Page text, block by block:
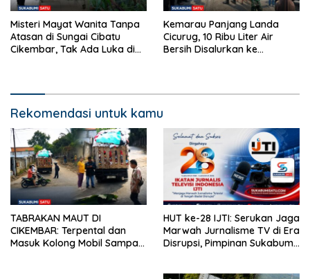
Misteri Mayat Wanita Tanpa
Atasan di Sungai Cibatu
Cikembar, Tak Ada Luka di
Kemarau Panjang Landa
Cicurug, 10 Ribu Liter Air
Bersih Disalurkan ke
Rekomendasi untuk kamu
TABRAKAN MAUT DI
CIKEMBAR: Terpental dan
Masuk Kolong Mobil Sampah,
HUT ke-28 IJTI: Serukan Jaga
Marwah Jurnalisme TV di Era
Disrupsi, Pimpinan Sukabumi